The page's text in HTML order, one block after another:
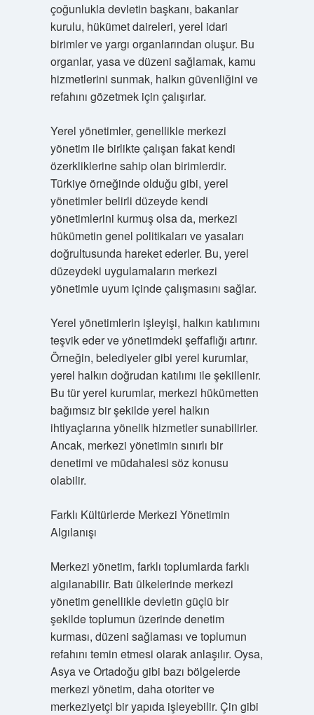
çoğunlukla devletin başkanı, bakanlar
kurulu, hükümet daireleri, yerel idari
birimler ve yargı organlarından oluşur. Bu
organlar, yasa ve düzeni sağlamak, kamu
hizmetlerini sunmak, halkın güvenliğini ve
refahını gözetmek için çalışırlar.
Yerel yönetimler, genellikle merkezi
yönetim ile birlikte çalışan fakat kendi
özerkliklerine sahip olan birimlerdir.
Türkiye örneğinde olduğu gibi, yerel
yönetimler belirli düzeyde kendi
yönetimlerini kurmuş olsa da, merkezi
hükümetin genel politikaları ve yasaları
doğrultusunda hareket ederler. Bu, yerel
düzeydeki uygulamaların merkezi
yönetimle uyum içinde çalışmasını sağlar.
Yerel yönetimlerin işleyişi, halkın katılımını
teşvik eder ve yönetimdeki şeffaflığı artırır.
Örneğin, belediyeler gibi yerel kurumlar,
yerel halkın doğrudan katılımı ile şekillenir.
Bu tür yerel kurumlar, merkezi hükümetten
bağımsız bir şekilde yerel halkın
ihtiyaçlarına yönelik hizmetler sunabilirler.
Ancak, merkezi yönetimin sınırlı bir
denetimi ve müdahalesi söz konusu
olabilir.
Farklı Kültürlerde Merkezi Yönetimin
Algılanışı
Merkezi yönetim, farklı toplumlarda farklı
algılanabilir. Batı ülkelerinde merkezi
yönetim genellikle devletin güçlü bir
şekilde toplumun üzerinde denetim
kurması, düzeni sağlaması ve toplumun
refahını temin etmesi olarak anlaşılır. Oysa,
Asya ve Ortadoğu gibi bazı bölgelerde
merkezi yönetim, daha otoriter ve
merkeziyetçi bir yapıda işleyebilir. Çin gibi